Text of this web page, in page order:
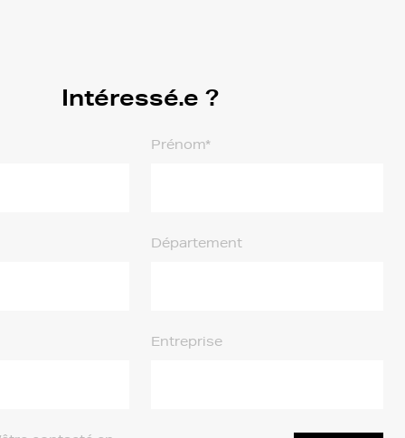
Intéressé.e ?
Prénom*
Département
Entreprise